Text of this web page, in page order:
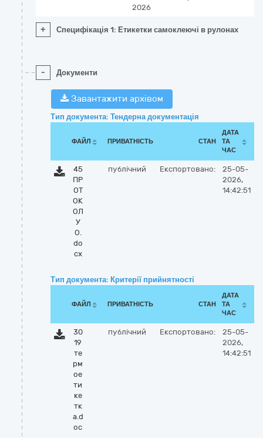
2026
+ Специфікація 1: Етикетки самоклеючі в рулонах
- Документи
Завантажити архівом
Тип документа: Тендерна документація
ФАЙЛ ПРИВАТНІСТЬ СТАН
ДАТА
ТА
ЧАС
45
ПР
ОТ
ОК
ОЛ
У
О.
do
cx
публічний Експортовано:
25-05-
2026,
14:42:51
Тип документа: Критерії прийнятності
ФАЙЛ ПРИВАТНІСТЬ СТАН
ДАТА
ТА
ЧАС
30
19
те
рм
ое
ти
ке
тк
а.d
oc
публічний Експортовано:
25-05-
2026,
14:42:51